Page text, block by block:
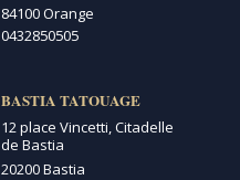
84100 Orange
0432850505
BASTIA TATOUAGE
12 place Vincetti, Citadelle
de Bastia
20200 Bastia